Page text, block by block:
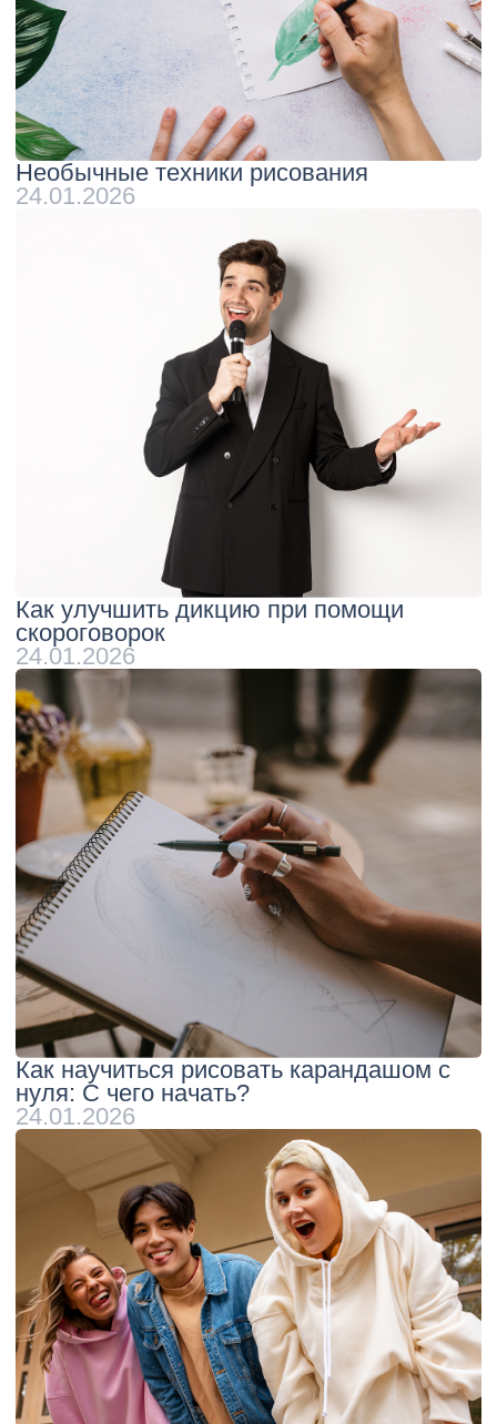
ЧИТАТЬ ДРУГИЕ СТАТЬИ
Навигация
О центре
Блог
Родителям
Фотогалерея
Педагоги
Оплата
Контакты
Документы
Политика конфиденциальности
Согласие
Публичная оферта
Сведения об образовательной
организации
Контакты
г. Моосква, ул. Архитектора
Власова, 6
+7 495 374 777 1
rusrech@gmail.com
ОСТАЛИСЬ ВОПРОСЫ ИЛИ
МОЖЕМ ВАМ ПОМОЧЬ?
© 2016-2026 Русская Речь. Все права защищены
Версия для слабовидящих
ОТПРАВИТЬ